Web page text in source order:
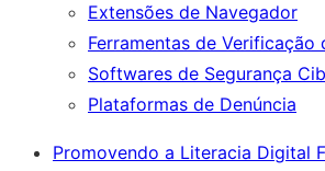
Extensões de Navegador
Ferramentas de Verificação
Softwares de Segurança
Plataformas de Denúncia
Promovendo a Literacia Digital